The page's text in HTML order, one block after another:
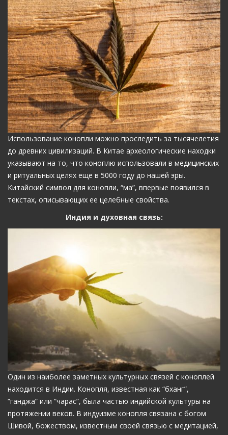
Использование конопли можно проследить за тысячелетия
до древних цивилизаций. В Китае археологические находки
указывают на то, что коноплю использовали в медицинских
и ритуальных целях еще в 5000 году до нашей эры.
Китайский символ для конопли, “ма”, впервые появился в
текстах, описывающих ее целебные свойства.
Индия и духовная связь:
Один из наиболее заметных культурных связей с коноплей
находится в Индии. Конопля, известная как “бханг”,
“ганджа” или “чарас”, была частью индийской культуры на
протяжении веков. В индуизме конопля связана с богом
Шивой, божеством, известным своей связью с медитацией,